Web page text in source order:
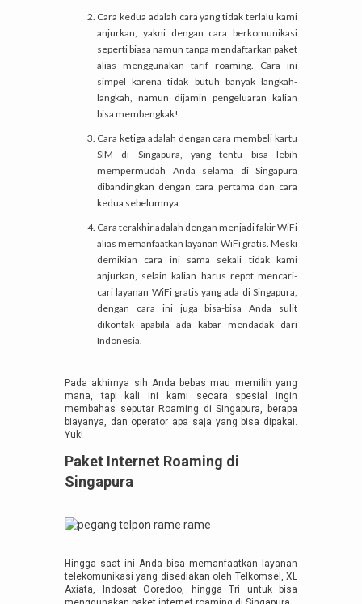
Cara kedua adalah cara yang tidak terlalu kami
anjurkan, yakni dengan cara berkomunikasi
seperti biasa namun tanpa mendaftarkan paket
alias menggunakan tarif roaming. Cara ini
simpel karena tidak butuh banyak langkah-
langkah, namun dijamin pengeluaran kalian
bisa membengkak!
Cara ketiga adalah dengan cara membeli kartu
SIM di Singapura, yang tentu bisa lebih
mempermudah Anda selama di Singapura
dibandingkan dengan cara pertama dan cara
kedua sebelumnya.
Cara terakhir adalah dengan menjadi fakir WiFi
alias memanfaatkan layanan WiFi gratis. Meski
demikian cara ini sama sekali tidak kami
anjurkan, selain kalian harus repot mencari-
cari layanan WiFi gratis yang ada di Singapura,
dengan cara ini juga bisa-bisa Anda sulit
dikontak apabila ada kabar mendadak dari
Indonesia.
Pada akhirnya sih Anda bebas mau memilih yang
mana, tapi kali ini kami secara spesial ingin
membahas seputar Roaming di Singapura, berapa
biayanya, dan operator apa saja yang bisa dipakai.
Yuk!
Paket Internet Roaming di
Singapura
Hingga saat ini Anda bisa memanfaatkan layanan
telekomunikasi yang disediakan oleh Telkomsel, XL
Axiata, Indosat Ooredoo, hingga Tri untuk bisa